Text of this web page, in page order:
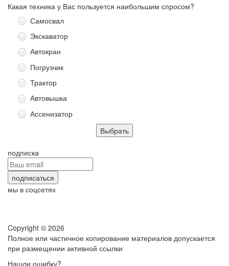
Какая техника у Вас пользуется наибольшим спросом?
Самосвал
Экскаватор
Автокран
Погрузчик
Трактор
Автовышка
Ассенизатор
подписка
мы в соцсетях
Copyright © 2026
Полное или частичное копирование материалов допускается
при размещении активной ссылки
Нашли ошибку?